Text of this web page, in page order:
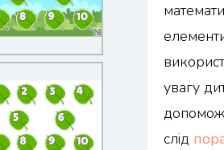
увагу
слід